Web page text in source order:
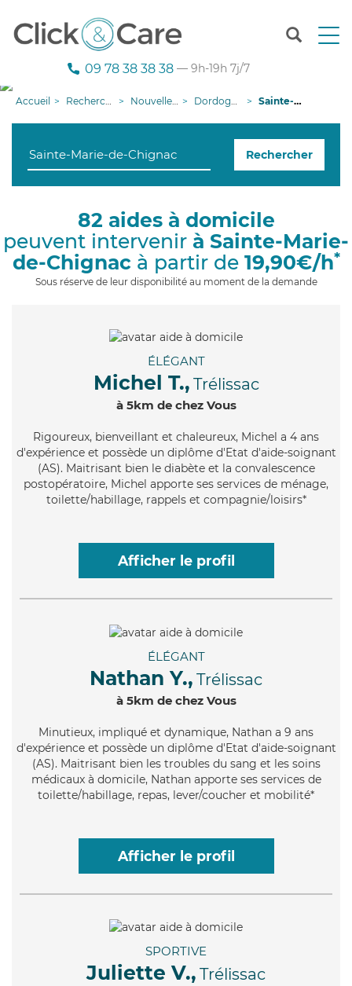
T
n
g
i
o
n
09 78 38 38 38 — 9h-19h 7j/7
Accueil Recherche aide à domicile Nouvelle-Aquitaine Dordogne Sainte-Marie-de-Chignac
Rechercher
82 aides à domicile
peuvent intervenir à Sainte-Marie-
de-Chignacà partir de 19,90€/h*
Sous réserve de leur disponibilité au moment de la demande
ÉLÉGANT
Michel T., Trélissac
à 5km de chez Vous
Rigoureux, bienveillant et chaleureux, Michel a 4 ans
d'expérience et possède un diplôme d'Etat d'aide-soignant
(AS). Maitrisant bien le diabète et la convalescence
postopératoire, Michel apporte ses services de ménage,
toilette/habillage, rappels et compagnie/loisirs*
Afficher le profil
ÉLÉGANT
Nathan Y., Trélissac
à 5km de chez Vous
Minutieux, impliqué et dynamique, Nathan a 9 ans
d'expérience et possède un diplôme d'Etat d'aide-soignant
(AS). Maitrisant bien les troubles du sang et les soins
médicaux à domicile, Nathan apporte ses services de
toilette/habillage, repas, lever/coucher et mobilité*
Afficher le profil
SPORTIVE
Juliette V., Trélissac